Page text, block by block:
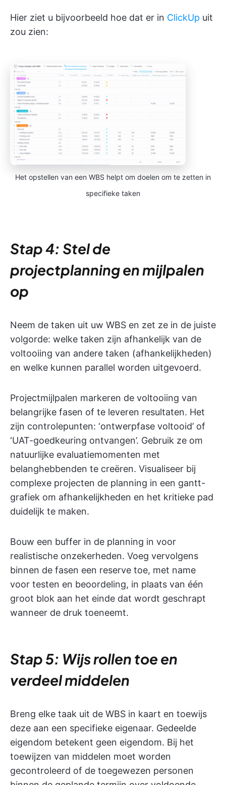
Hier ziet u bijvoorbeeld hoe dat er in ClickUp uit
zou zien:
Het opstellen van een WBS helpt om doelen om te zetten in
specifieke taken
Stap 4: Stel de
projectplanning en mijlpalen
op
Neem de taken uit uw WBS en zet ze in de juiste
volgorde: welke taken zijn afhankelijk van de
voltooiing van andere taken (afhankelijkheden)
en welke kunnen parallel worden uitgevoerd.
Projectmijlpalen markeren de voltooiing van
belangrijke fasen of te leveren resultaten. Het
zijn controlepunten: ‘ontwerpfase voltooid’ of
‘UAT-goedkeuring ontvangen’. Gebruik ze om
natuurlijke evaluatiemomenten met
belanghebbenden te creëren. Visualiseer bij
complexe projecten de planning in een gantt-
grafiek om afhankelijkheden en het kritieke pad
duidelijk te maken.
Bouw een buffer in de planning in voor
realistische onzekerheden. Voeg vervolgens
binnen de fasen een reserve toe, met name
voor testen en beoordeling, in plaats van één
groot blok aan het einde dat wordt geschrapt
wanneer de druk toeneemt.
Stap 5: Wijs rollen toe en
verdeel middelen
Breng elke taak uit de WBS in kaart en toewijs
deze aan een specifieke eigenaar. Gedeelde
eigendom betekent geen eigendom. Bij het
toewijzen van middelen moet worden
gecontroleerd of de toegewezen personen